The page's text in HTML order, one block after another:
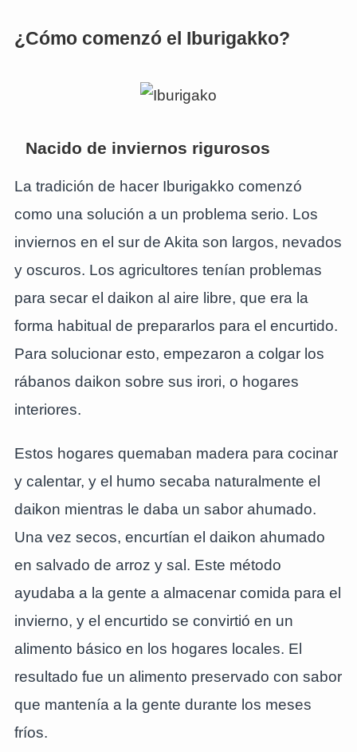
¿Cómo comenzó el Iburigakko?
Nacido de inviernos rigurosos
La tradición de hacer Iburigakko comenzó
como una solución a un problema serio. Los
inviernos en el sur de Akita son largos, nevados
y oscuros. Los agricultores tenían problemas
para secar el daikon al aire libre, que era la
forma habitual de prepararlos para el encurtido.
Para solucionar esto, empezaron a colgar los
rábanos daikon sobre sus irori, o hogares
interiores.
Estos hogares quemaban madera para cocinar
y calentar, y el humo secaba naturalmente el
daikon mientras le daba un sabor ahumado.
Una vez secos, encurtían el daikon ahumado
en salvado de arroz y sal. Este método
ayudaba a la gente a almacenar comida para el
invierno, y el encurtido se convirtió en un
alimento básico en los hogares locales. El
resultado fue un alimento preservado con sabor
que mantenía a la gente durante los meses
fríos.